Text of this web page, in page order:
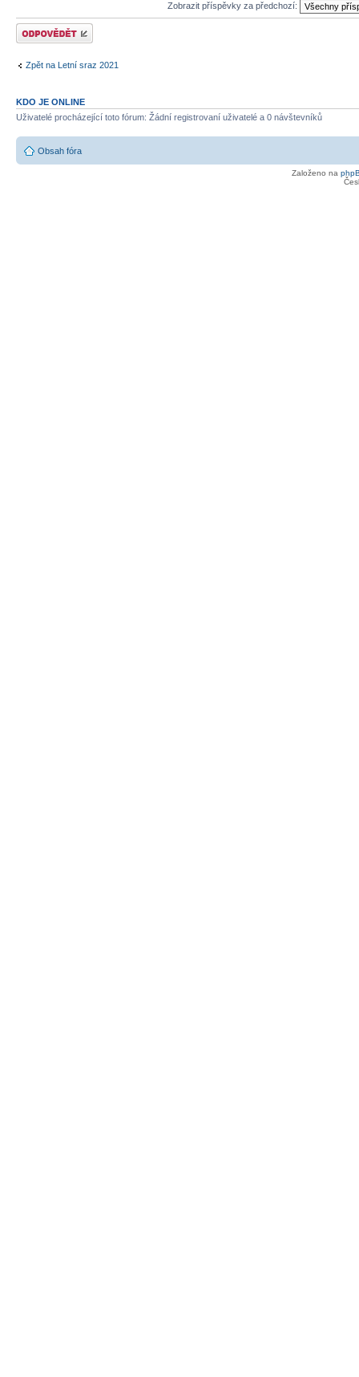
Zobrazit příspěvky za předchozí:
Odeslat odpověď
Zpět na Letní sraz 2021
KDO JE ONLINE
Uživatelé procházející toto fórum: Žádní registrovaní uživatelé a 0 návštevníků
Obsah fóra
Založeno na